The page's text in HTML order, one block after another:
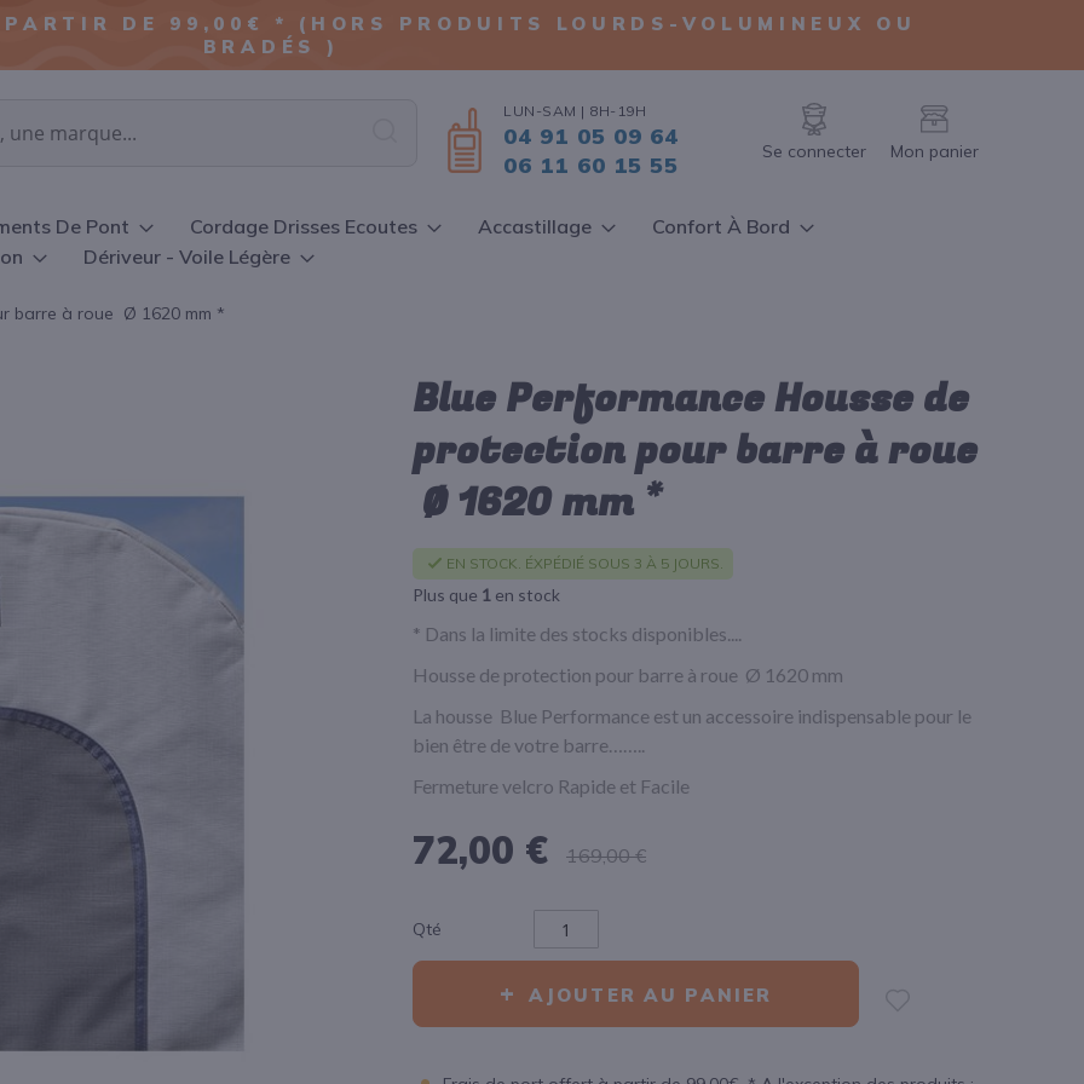
ALLER
AU
CONTENU
DE 99,00€ * (HORS PRODUITS LOURDS-VOLUMINEUX OU
BRADÉS )
Chercher
LUN-SAM | 8H-19H
04 91 05 09 64
06 11 60 15 55
Se connecter Mon panier
De Pont Cordage Drisses Ecoutes Accastillage
Confort À Bord
Dériveur - Voile Légère
barre à roue Ø 1620 mm *
Blue Performance Housse de
protection pour barre à roue
Ø 1620 mm *
EN STOCK. ÉXPÉDIÉ SOUS 3 À 5 JOURS.
Plus que 1 en stock
* Dans la limite des stocks disponibles....
Housse de protection pour barre à roue Ø 1620 mm
La housse Blue Performance est un accessoire indispensable pour le
bien être de votre barre……..
Fermeture velcro Rapide et Facile
72,00 € 169,00 €
Qté
AJOUTER AU PANIER